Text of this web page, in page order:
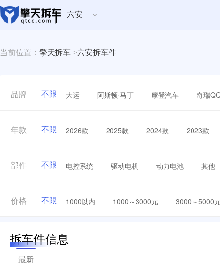
六安
当前位置： 擎天拆车 >六安拆车件
品牌 不限 大运 阿斯顿·马丁 摩登汽车 奇瑞
年款 不限 2026款 2025款 2024款 2023款
部件 不限 电控系统 驱动电机 动力电池 其他
价格 不限 1000以内 1000～3000元 3000～5000
拆车件信息
最新